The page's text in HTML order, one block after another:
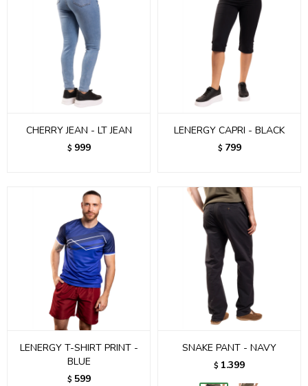
CHERRY JEAN - LT JEAN
$ 999
LENERGY CAPRI - BLACK
$ 799
LENERGY T-SHIRT PRINT -
BLUE
$ 599
SNAKE PANT - NAVY
$ 1.399